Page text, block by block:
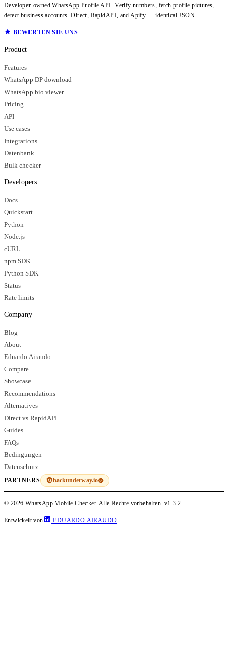
Developer-owned WhatsApp Profile API. Verify numbers, fetch profile pictures,
detect business accounts. Direct, RapidAPI, and Apify — identical JSON.
BEWERTEN SIE UNS
Product
Features
WhatsApp DP download
WhatsApp bio viewer
Pricing
API
Use cases
Integrations
Datenbank
Bulk checker
Developers
Docs
Quickstart
Python
Node.js
cURL
npm SDK
Python SDK
Status
Rate limits
Company
Blog
About
Eduardo Airaudo
Compare
Showcase
Recommendations
Alternatives
Direct vs RapidAPI
Guides
FAQs
Bedingungen
Datenschutz
PARTNERS hackunderway.io
© 2026 WhatsApp Mobile Checker. Alle Rechte vorbehalten. v1.3.2
Entwickelt von EDUARDO AIRAUDO